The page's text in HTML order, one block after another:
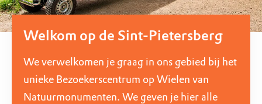
Welkom op de Sint-Pietersberg
We verwelkomen je graag in ons gebied bij het
unieke Bezoekerscentrum op Wielen van
Natuurmonumenten. We geven je hier alle